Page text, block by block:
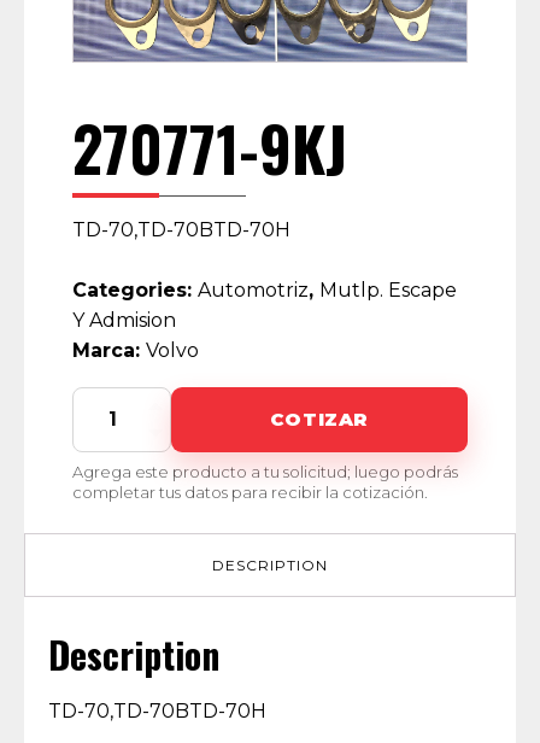
270771-9KJ
TD-70,TD-70BTD-70H
Categories: Automotriz, Mutlp. Escape
Y Admision
Marca: Volvo
270771-
quantity
COTIZAR
Agrega este producto a tu solicitud; luego podrás
completar tus datos para recibir la cotización.
DESCRIPTION
Description
TD-70,TD-70BTD-70H